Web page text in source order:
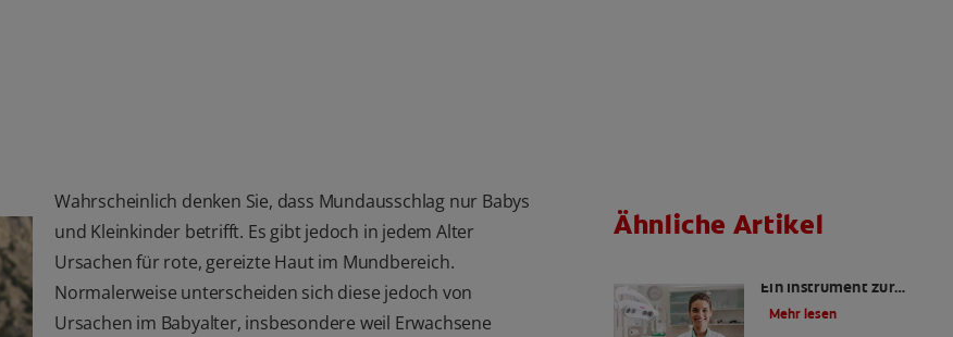
Wahrscheinlich denken Sie, dass Mundausschlag nur Babys
und Kleinkinder betrifft. Es gibt jedoch in jedem Alter
Ursachen für rote, gereizte Haut im Mundbereich.
Normalerweise unterscheiden sich diese jedoch von
Ursachen im Babyalter, insbesondere weil Erwachsene
Ähnliche Artikel
Ein Instrument zur
Prävention
Mehr lesen